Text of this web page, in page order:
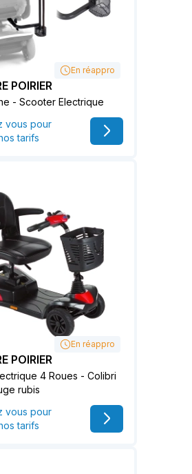
En réappro
POIRIER
- Scooter Electrique
vous pour
tarifs
En réappro
POIRIER
4 Roues - Colibri
rubis
vous pour
tarifs